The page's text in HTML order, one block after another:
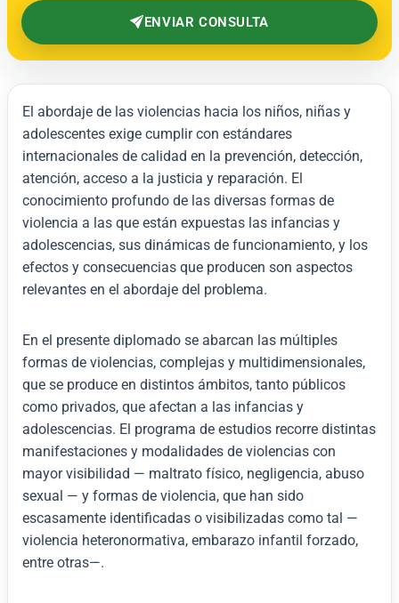
El abordaje de las violencias hacia los niños, niñas y
adolescentes exige cumplir con estándares
internacionales de calidad en la prevención, detección,
atención, acceso a la justicia y reparación. El
conocimiento profundo de las diversas formas de
violencia a las que están expuestas las infancias y
adolescencias, sus dinámicas de funcionamiento, y los
efectos y consecuencias que producen son aspectos
relevantes en el abordaje del problema.
En el presente diplomado se abarcan las múltiples
formas de violencias, complejas y multidimensionales,
que se produce en distintos ámbitos, tanto públicos
como privados, que afectan a las infancias y
adolescencias. El programa de estudios recorre distintas
manifestaciones y modalidades de violencias con
mayor visibilidad — maltrato físico, negligencia, abuso
sexual — y formas de violencia, que han sido
escasamente identificadas o visibilizadas como tal —
violencia heteronormativa, embarazo infantil forzado,
entre otras—.
ENVIAR CONSULTA